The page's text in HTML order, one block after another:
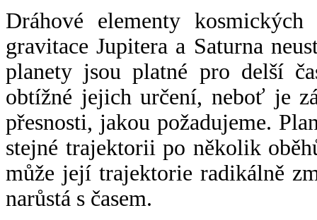
Dráhové elementy
gravitace Jupitera a Saturna
planety jsou platné pro delší
obtížné jejich určení, neboť je
přesnosti, jakou požadujeme.
stejné trajektorii po několik
může její trajektorie radikálně
narůstá s časem.